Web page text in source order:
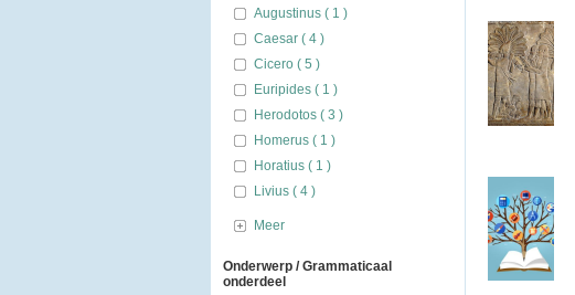
Augustinus ( 1 )
Caesar ( 4 )
Cicero ( 5 )
Euripides ( 1 )
Herodotos ( 3 )
Homerus ( 1 )
Horatius ( 1 )
Livius ( 4 )
Meer
Onderwerp / Grammaticaal
onderdeel